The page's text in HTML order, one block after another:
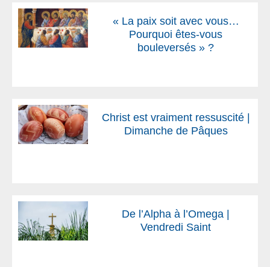
« La paix soit avec vous…
Pourquoi êtes-vous
bouleversés » ?
Christ est vraiment ressuscité |
Dimanche de Pâques
De l’Alpha à l’Omega |
Vendredi Saint